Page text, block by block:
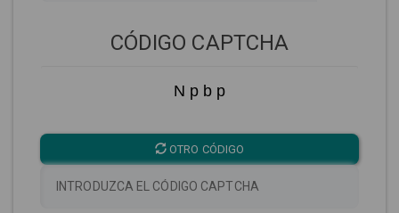
CÓDIGO CAPTCHA
N p b p
OTRO CÓDIGO